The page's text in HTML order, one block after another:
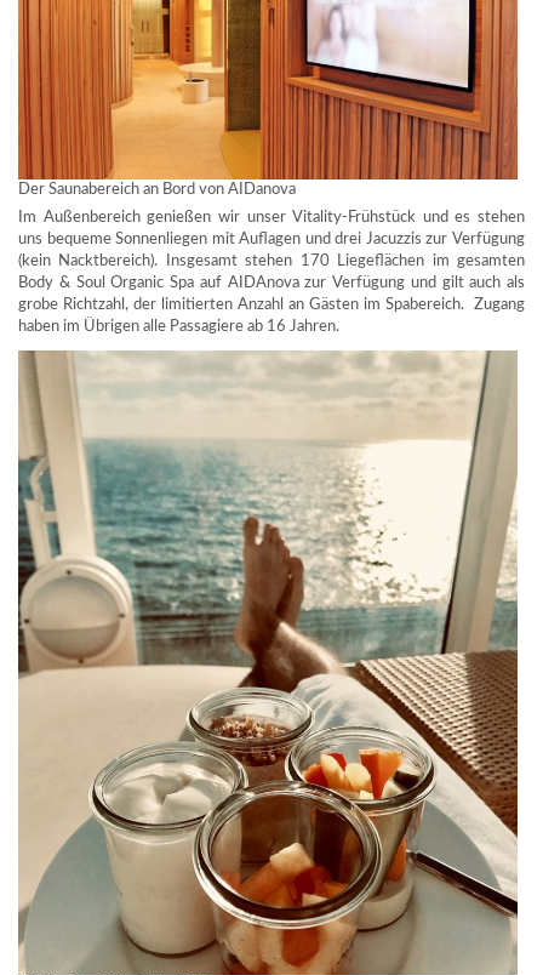
Der Saunabereich an Bord von AIDanova
Im Außenbereich genießen wir unser Vitality-Frühstück und es stehen
uns bequeme Sonnenliegen mit Auflagen und drei Jacuzzis zur Verfügung
(kein Nacktbereich). Insgesamt stehen 170 Liegeflächen im gesamten
Body & Soul Organic Spa auf AIDAnova zur Verfügung und gilt auch als
grobe Richtzahl, der limitierten Anzahl an Gästen im Spabereich. Zugang
haben im Übrigen alle Passagiere ab 16 Jahren.